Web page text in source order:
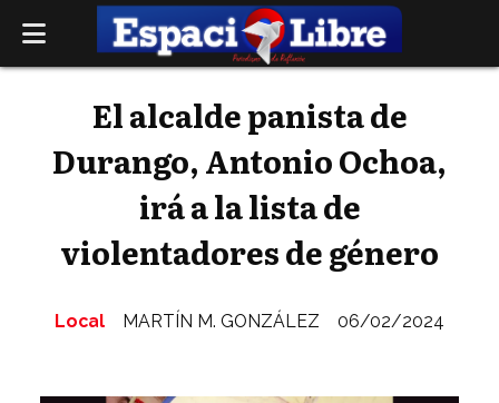
El alcalde panista de
Durango, Antonio Ochoa,
irá a la lista de
violentadores de género
Local 06/02/2024
MARTÍN M. GONZÁLEZ